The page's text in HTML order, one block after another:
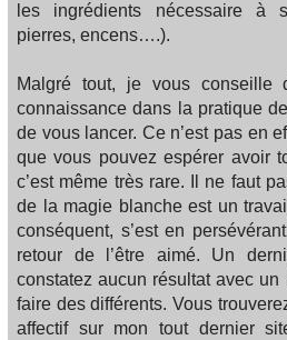
les ingrédients nécessaire à
pierres, encens….).
Malgré tout, je vous conseille
connaissance dans la pratique
de vous lancer. Ce n’est pas en
que vous pouvez espérer avoir
c’est même très rare. Il ne faut
de la magie blanche est un
conséquent, s’est en
retour de l’être aimé. Un
constatez aucun résultat avec un
faire des différents. Vous
affectif sur mon tout dernier